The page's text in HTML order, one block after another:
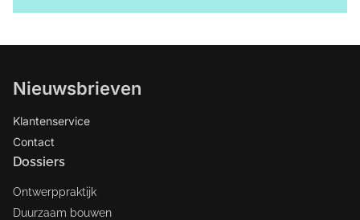
Nieuwsbrieven
Klantenservice
Contact
Dossiers
Ontwerppraktijk
Duurzaam bouwen